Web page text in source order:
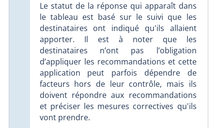
Le statut de la réponse qui apparaît dans
le tableau est basé sur le suivi que les
destinataires ont indiqué qu'ils allaient
apporter. Il est à noter que les
destinataires n’ont pas l’obligation
d’appliquer les recommandations et cette
application peut parfois dépendre de
facteurs hors de leur contrôle, mais ils
doivent répondre aux recommandations
et préciser les mesures correctives qu'ils
vont prendre.